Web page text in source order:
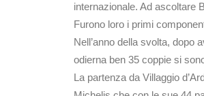
internazionale. Ad ascoltare
Furono loro i primi
Nell’anno della svolta, dopo
odierna ben 35 coppie si
La partenza da Villaggio